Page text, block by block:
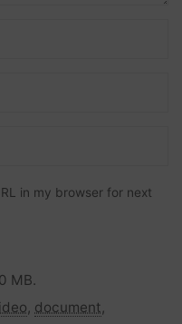
in my browser for next
MB.
, document,